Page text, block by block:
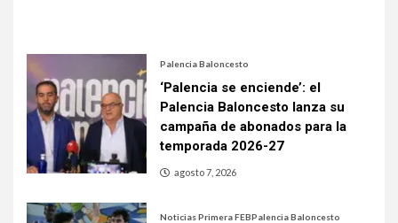
Palencia Baloncesto
‘Palencia se enciende’: el
Palencia Baloncesto lanza su
campaña de abonados para la
temporada 2026-27
agosto 7, 2026
Noticias Primera FEBPalencia Baloncesto